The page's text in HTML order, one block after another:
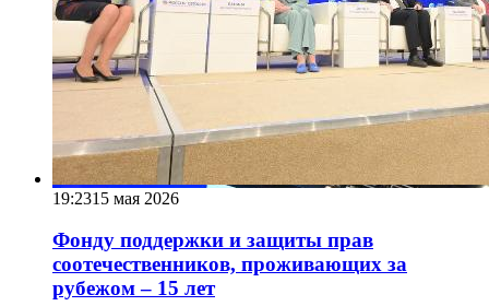
19:2315 мая 2026
Фонду поддержки и защиты прав
соотечественников, проживающих за
рубежом – 15 лет